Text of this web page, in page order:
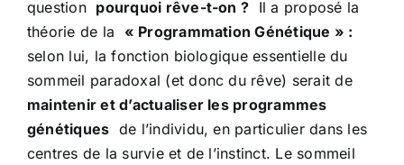
question pourquoi rêve-t-on ? Il a proposé la
théorie de la
« Programmation Génétique » :
selon lui, la fonction biologique essentielle du
sommeil paradoxal (et donc du rêve) serait de
maintenir et d’actualiser les programmes
génétiques de l’individu, en particulier dans les
centres de la survie et de l’instinct. Le sommeil